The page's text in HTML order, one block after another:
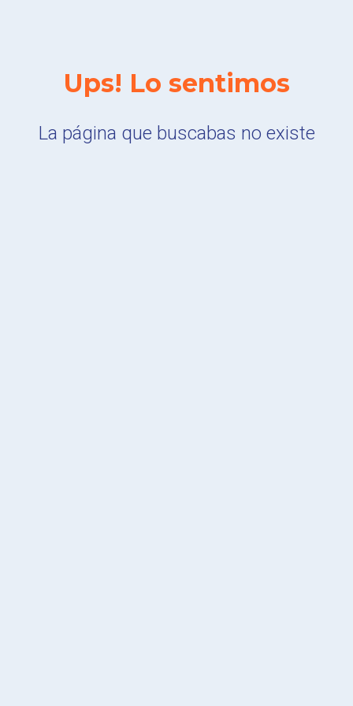
Ups! Lo sentimos
La página que buscabas no existe